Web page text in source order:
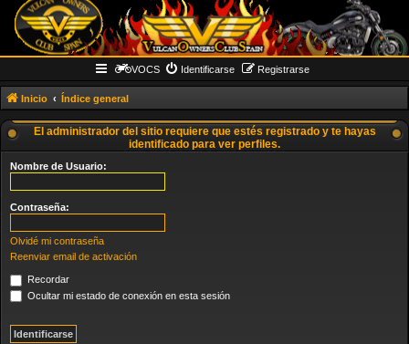
VOCS Identificarse Registrarse
Inicio Índice general
El administrador del sitio requiere que estés registrado y te hayas
identificado para ver perfiles.
Nombre de Usuario:
Contraseña:
Olvidé mi contraseña
Reenviar email de activación
Recordar
Ocultar mi estado de conexión en esta sesión